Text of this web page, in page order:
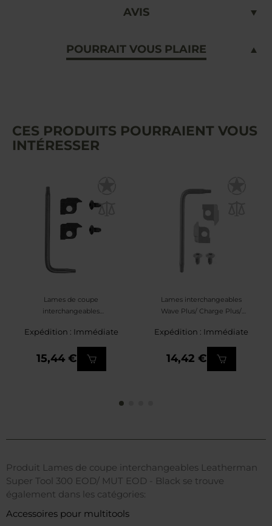
AVIS
POURRAIT VOUS PLAIRE
CES PRODUITS POURRAIENT VOUS
INTÉRESSER
Lames de coupe
interchangeables
Charge Plus/ Free/ OHT/
Super Tool 300/ Surge/
Rebar/ MUT/ Signal - Noir
Expédition : Immédiate
15,44 €
Lames interchangeables
Wave Plus/ Charge Plus/
Surge/ Rebar/ MUT/ Signal
Leatherman
Expédition : Immédiate
14,42 €
Produit Lames de coupe interchangeables Leatherman
Super Tool 300 EOD/ MUT EOD - Black se trouve
également dans les catégories:
Accessoires pour multitools